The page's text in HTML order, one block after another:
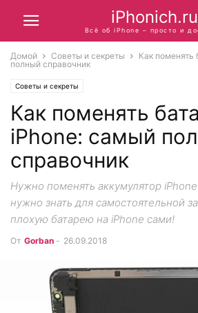
iPhonich.ru
Всё об iPhone – просто и
Домой Советы и секреты
Как поменять
полный справочник
Советы и секреты
Как поменять
iPhone: самый
справочник
Нужно поменять аккумулятор
нужно знать для самостоятельной
плохую батарею на iPhone сами!
От Gorban - 26.09.2018